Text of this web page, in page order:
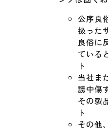
公序良
扱った
良俗に
ている
ト
当社ま
謗中傷
その製
ト
その他